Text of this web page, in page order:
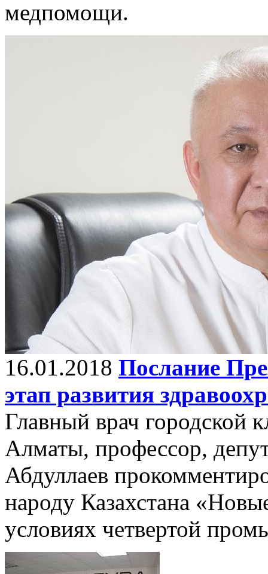
медпомощи.
16.01.2018 Послание
этап развития
Главный врач городской
Алматы, профессор,
Абдуллаев
народу Казахстана
условиях четвертой